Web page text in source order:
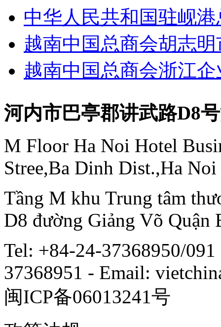
中华人民共和国驻岘
越南中国总商会胡志
越南中国总商会浙江
河内市巴亭郡讲武路D8
M Floor Ha Noi Hotel
Stree,Ba Dinh Dist.,Ha Noi
Tầng M khu Trung tâm
D8 đường Giảng Võ Quận
Tel: +84-24-37368950/
37368951 - Email:
闽ICP备06013241号